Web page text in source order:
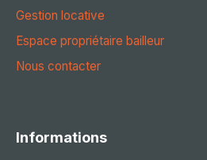
Gestion locative
Espace propriétaire bailleur
Nous contacter
Informations